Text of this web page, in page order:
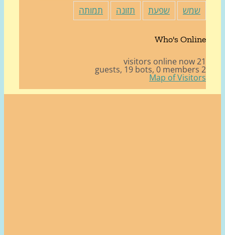
שפעת תזונה תמותה
Who's
19 bots, 0 members
Map of